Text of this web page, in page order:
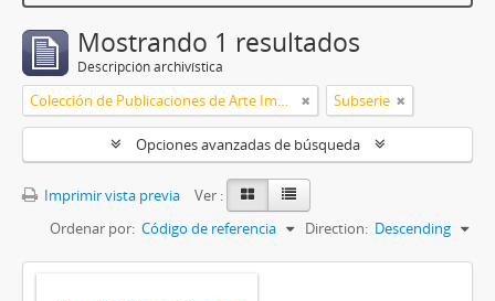
Mostrando 1 resultados
Descripción archivística
Colección de Publicaciones de Arte Impreso Subserie
Opciones avanzadas de búsqueda
Imprimir vista previa
Ver :
Ordenar por: Código de referencia Direction: Descending